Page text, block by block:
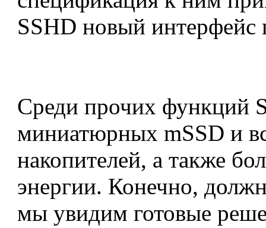
SSHD новый интерфейс
Среди прочих функций
миниатюрных mSSD и
накопителей, а также
энергии. Конечно,
мы увидим готовые